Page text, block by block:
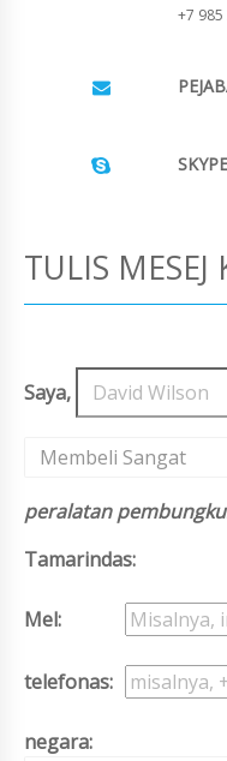
+7
TULIS
Saya,
Membeli Sangat
peralatan
Tamarindas:
Mel:
telefonas:
negara: